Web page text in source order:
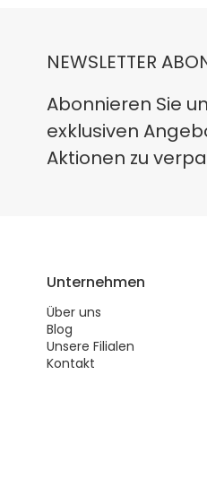
NEWSLETTER
Abonnieren Sie
exklusiven
Aktionen zu
Unternehmen
Über uns
Blog
Unsere Filialen
Kontakt